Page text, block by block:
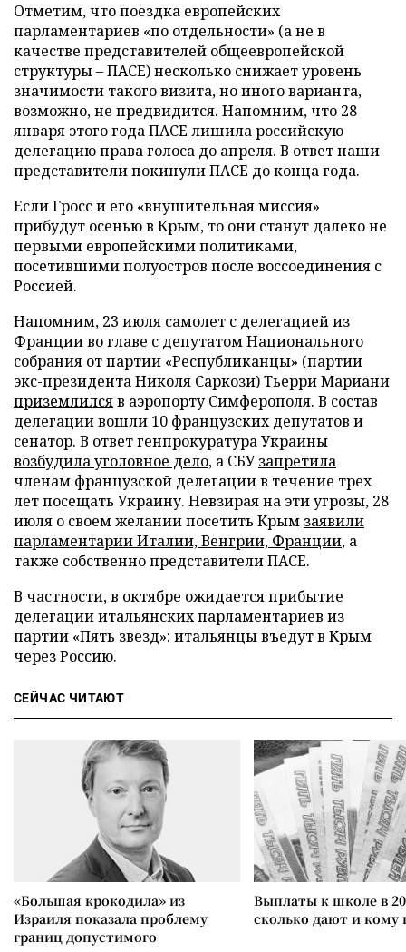
Отметим, что поездка европейских
парламентариев «по отдельности» (а не в
качестве представителей общеевропейской
структуры – ПАСЕ) несколько снижает уровень
значимости такого визита, но иного варианта,
возможно, не предвидится. Напомним, что 28
января этого года ПАСЕ лишила российскую
делегацию права голоса до апреля. В ответ наши
представители покинули ПАСЕ до конца года.
Если Гросс и его «внушительная миссия»
прибудут осенью в Крым, то они станут далеко не
первыми европейскими политиками,
посетившими полуостров после воссоединения с
Россией.
Напомним, 23 июля самолет с делегацией из
Франции во главе с депутатом Национального
собрания от партии «Республиканцы» (партии
экс-президента Николя Саркози) Тьерри Мариани
приземлилсяв аэропорту Симферополя. В состав
делегации вошли 10 французских депутатов и
сенатор. В ответ генпрокуратура Украины
возбудила уголовное дело, а СБУзапретила
членам французской делегации в течение трех
лет посещать Украину. Невзирая на эти угрозы, 28
июля о своем желании посетить Крым заявили
парламентарии Италии, Венгрии, Франции, а
также собственно представители ПАСЕ.
В частности, в октябре ожидается прибытие
делегации итальянских парламентариев из
партии «Пять звезд»: итальянцы въедут в Крым
через Россию.
СЕЙЧАС ЧИТАЮТ
«Большая крокодила» из
Израиля показала проблему
границ допустимого
Выплаты к школе в
сколько дают и